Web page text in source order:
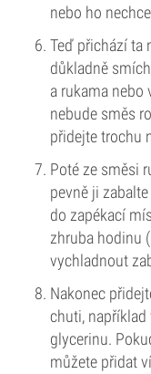
nebo ho
Teď přichází ta
důkladně
a rukama
nebude směs
přidejte trochu
Poté ze směsi
pevně ji
do zapékací
zhruba hodinu
vychladnout
Nakonec
chuti,
glycerinu.
můžete přidat